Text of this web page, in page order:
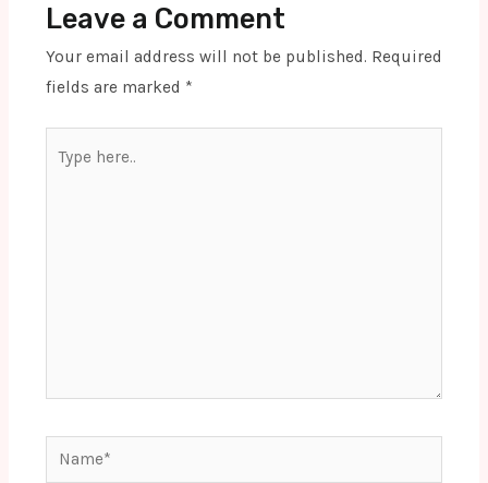
Leave a Comment
Your email address will not be published. Required
fields are marked *
here..
Name*